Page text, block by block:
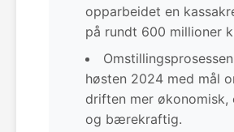
opparbeidet en
på rundt 600 millioner
høsten 2024 med mål
driften mer økonomisk,
og bærekraftig.